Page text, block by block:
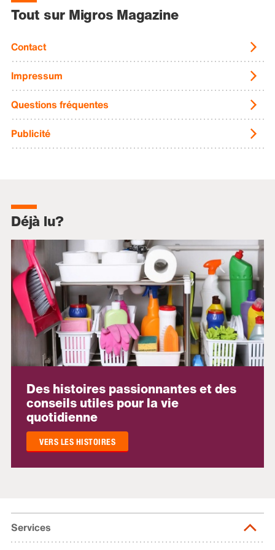
Tout sur Migros Magazine
Contact
Impressum
Questions fréquentes
Publicité
Déjà lu?
Des histoires passionnantes et des
conseils utiles pour la vie
quotidienne
VERS LES HISTOIRES
Services